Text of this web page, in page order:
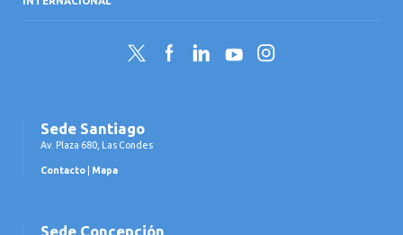
Twitter FacebookLinkedInYouTubeInstagram
Sede Santiago
Av. Plaza 680, Las Condes
Contacto Mapa
Sede Concepción